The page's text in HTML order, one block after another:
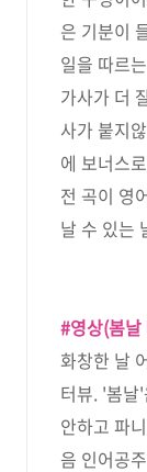
은 기분이
일을 따르
가사가 더
사가 붙지
에 보너스
전 곡이 영
날 수 있는
#영상(봄
화창한 날
터뷰. '봄날
안하고 파
음 인어공